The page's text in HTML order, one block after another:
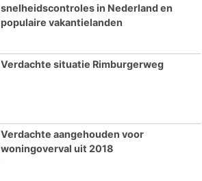
snelheidscontroles in Nederland en
populaire vakantielanden
Verdachte situatie Rimburgerweg
Verdachte aangehouden voor
woningoverval uit 2018